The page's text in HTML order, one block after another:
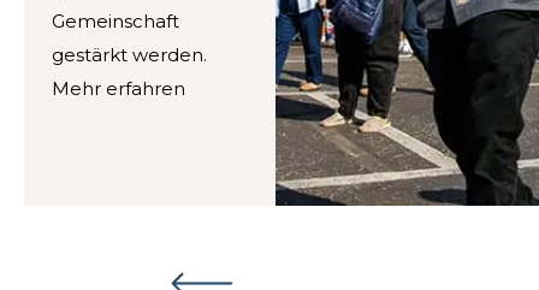
MITGLIEDERZENTRUM
WOMEN IMPACTING CARE
Gemeinschaft
gestärkt werden.
Mehr erfahren